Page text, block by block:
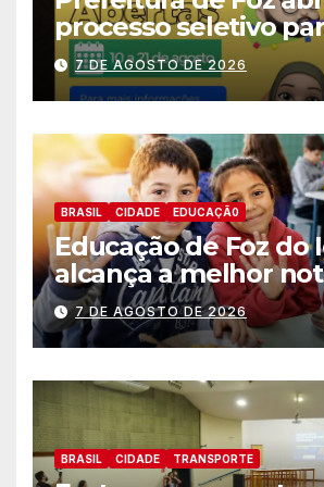
processo seletivo
estagiários
7 DE AGOSTO DE 2026
BRASIL CIDADE EDUCAÇÃ0
Educação de Foz do
alcança a melhor
história no IDEB
7 DE AGOSTO DE 2026
BRASIL CIDADE TRANSPORTE